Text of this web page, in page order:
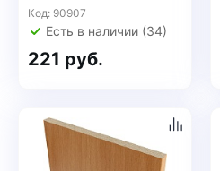
Код: 90907
Есть в наличии (34)
221 руб.